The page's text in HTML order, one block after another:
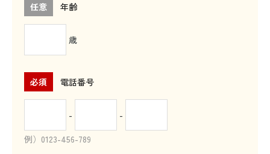
年齢
任意
歳
電話番号
必須
-
-
例）0123-456-789